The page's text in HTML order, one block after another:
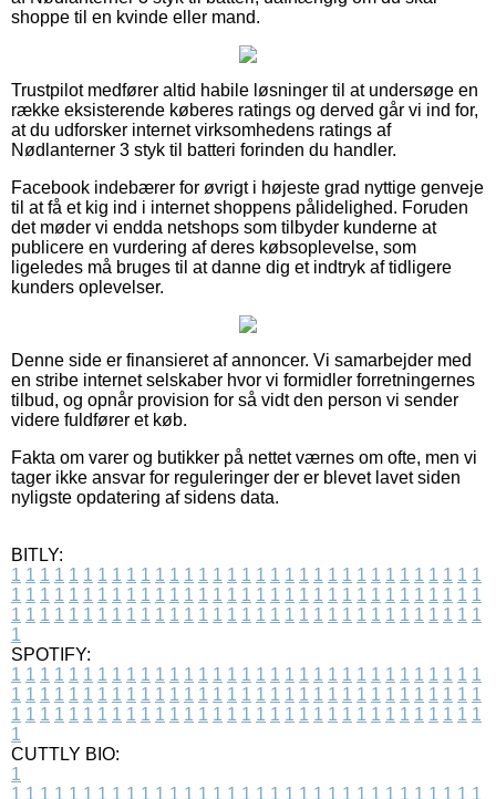
shoppe til en kvinde eller mand.
Trustpilot medfører altid habile løsninger til at undersøge en
række eksisterende køberes ratings og derved går vi ind for,
at du udforsker internet virksomhedens ratings af
Nødlanterner 3 styk til batteri forinden du handler.
Facebook indebærer for øvrigt i højeste grad nyttige genveje
til at få et kig ind i internet shoppens pålidelighed. Foruden
det møder vi endda netshops som tilbyder kunderne at
publicere en vurdering af deres købsoplevelse, som
ligeledes må bruges til at danne dig et indtryk af tidligere
kunders oplevelser.
Denne side er finansieret af annoncer. Vi samarbejder med
en stribe internet selskaber hvor vi formidler forretningernes
tilbud, og opnår provision for så vidt den person vi sender
videre fuldfører et køb.
Fakta om varer og butikker på nettet værnes om ofte, men vi
tager ikke ansvar for reguleringer der er blevet lavet siden
nyligste opdatering af sidens data.
BITLY:
1 1 1 1 1 1 1 1 1 1 1 1 1 1 1 1 1 1 1 1 1 1 1 1 1 1 1 1 1 1 1 1 1
1 1 1 1 1 1 1 1 1 1 1 1 1 1 1 1 1 1 1 1 1 1 1 1 1 1 1 1 1 1 1 1 1
1 1 1 1 1 1 1 1 1 1 1 1 1 1 1 1 1 1 1 1 1 1 1 1 1 1 1 1 1 1 1 1 1
1
SPOTIFY:
1 1 1 1 1 1 1 1 1 1 1 1 1 1 1 1 1 1 1 1 1 1 1 1 1 1 1 1 1 1 1 1 1
1 1 1 1 1 1 1 1 1 1 1 1 1 1 1 1 1 1 1 1 1 1 1 1 1 1 1 1 1 1 1 1 1
1 1 1 1 1 1 1 1 1 1 1 1 1 1 1 1 1 1 1 1 1 1 1 1 1 1 1 1 1 1 1 1 1
1
CUTTLY BIO:
1
1 1 1 1 1 1 1 1 1 1 1 1 1 1 1 1 1 1 1 1 1 1 1 1 1 1 1 1 1 1 1 1 1